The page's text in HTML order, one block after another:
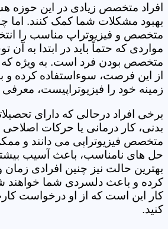
افراد متخصص زیادی در این حوزه
بهبود مشکلات شما کمک کنند. اما
متخصص و فیزیوتراپ مناسب را
مواردی که حتماً باید در ابتدا به آن
متخصص بودن فرد است. به ویژه که
از این فرصت، سوءاستفاده کرده و
زمینه خود را فیزیوتراپیست،
برخی افراد درحالی که دارای
بدنی، کار درمانی یا حرکات اصلاحی
متخصص فیزیوتراپی می دانند و
حل های نامناسب، باعث آسیب
بهترین حالت نیز چنین افرادی
کرده و باعث دلسردی شما خواهند
کار این است که از او درخواست
کنید.